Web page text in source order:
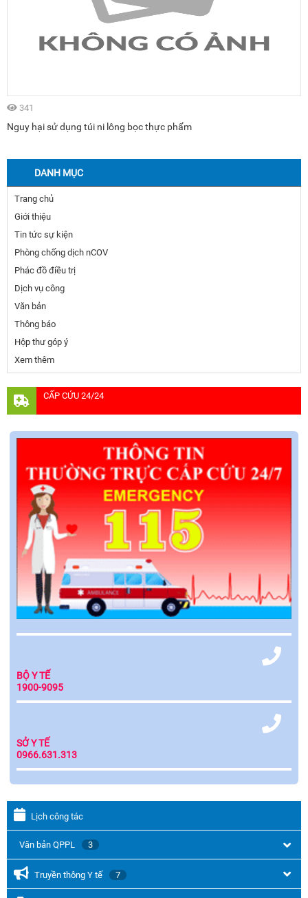
333
Giám đốc Sở Y tế trả lời chất vấn tại Kỳ họp thứ 5 HĐND tỉnh Quảng
DANH MỤC
Trang chủ
Giới thiệu
Tin tức sự kiện
Phòng chống dịch nCOV
Phác đồ điều trị
Dịch vụ công
Văn bản
Thông báo
Hộp thư góp ý
Xem thêm
CẤP CỨU 24/24
BỘ Y TẾ
1900-9095
SỞ Y TẾ
0966.631.313
Lịch công tác
Văn bản QPPL 3
Truyền thông Y tế 7